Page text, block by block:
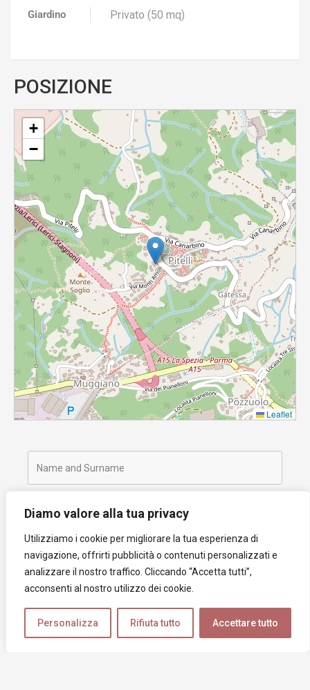
Diamo valore alla tua privacy
Utilizziamo i cookie per migliorare la tua esperienza di
navigazione, offrirti pubblicità o contenuti personalizzati e
analizzare il nostro traffico. Cliccando “Accetta tutti”,
acconsenti al nostro utilizzo dei cookie.
Personalizza Rifiuta tutto Accettare tutto
Giardino Privato (50 mq)
POSIZIONE
+
−
Leaflet